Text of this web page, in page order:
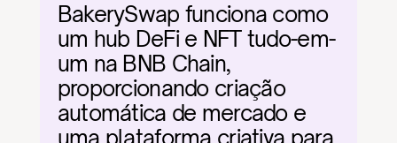
BakerySwap funciona como
um hub DeFi e NFT tudo-em-
um na BNB Chain,
proporcionando criação
automática de mercado e
uma plataforma criativa para